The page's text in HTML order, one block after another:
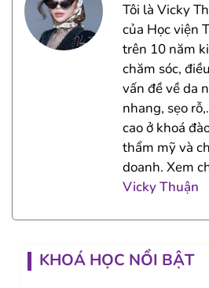
Tôi là Vicky
của Học viện
trên 10 năm
chăm sóc,
vấn đề về da
nhang, sẹo
cao ở khoá
thẩm mỹ và
doanh. Xem
Vicky Thuận
KHOÁ HỌC NỔI BẬT